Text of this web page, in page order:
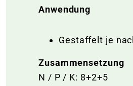
Anwendung
Gestaffelt je
Zusammensetzung
N / P / K: 8+2+5